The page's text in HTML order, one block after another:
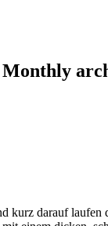
kurz darauf laufen